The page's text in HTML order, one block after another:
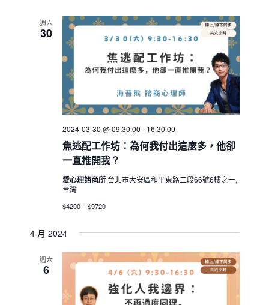
週六
30
焦逃配工作坊：為何我付出這麼多，他卻
一直推開我？
2024-03-30 @ 09:30:00 - 16:30:00
愛心理諮商所 台北市大安區和平東路二段66號6樓之一,
台灣
$4200 – $9720
4 月 2024
週六
6